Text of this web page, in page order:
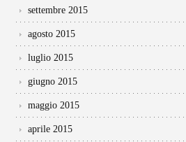
settembre 2015
agosto 2015
luglio 2015
giugno 2015
maggio 2015
aprile 2015